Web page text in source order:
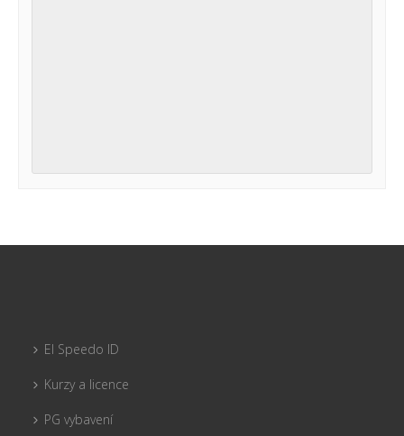
El Speedo ID
Kurzy a licence
PG vybavení